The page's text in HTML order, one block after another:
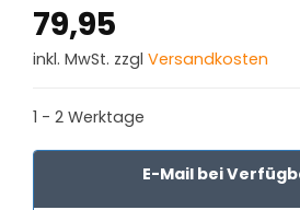
79,95
inkl. MwSt. zzgl Versandkosten
1 - 2 Werktage
E-Mail bei